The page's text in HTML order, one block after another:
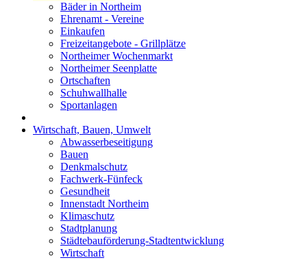
Bäder in Northeim
Ehrenamt - Vereine
Einkaufen
Freizeitangebote - Grillplätze
Northeimer Wochenmarkt
Northeimer Seenplatte
Ortschaften
Schuhwallhalle
Sportanlagen
Wirtschaft, Bauen, Umwelt
Abwasserbeseitigung
Bauen
Denkmalschutz
Fachwerk-Fünfeck
Gesundheit
Innenstadt Northeim
Klimaschutz
Stadtplanung
Städtebauförderung-Stadtentwicklung
Wirtschaft